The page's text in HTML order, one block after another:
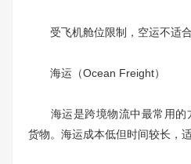
受飞机舱位限制，空运不适合
海运（Ocean Freight）
海运是跨境物流中最常用的
货物。海运成本低但时间较长，